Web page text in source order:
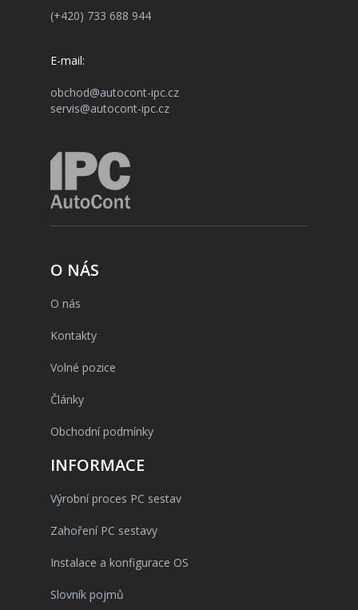
(+420) 733 688 944
E-mail:
obchod@autocont-ipc.cz
servis@autocont-ipc.cz
O NÁS
O nás
Kontakty
Volné pozice
Články
Obchodní podmínky
INFORMACE
Výrobní proces PC sestav
Zahoření PC sestavy
Instalace a konfigurace OS
Slovník pojmů